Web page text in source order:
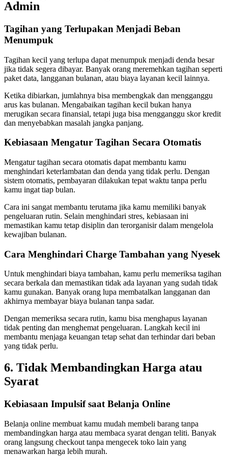
Admin
Tagihan yang Terlupakan Menjadi Beban
Menumpuk
Tagihan kecil yang terlupa dapat menumpuk menjadi denda besar
jika tidak segera dibayar. Banyak orang meremehkan tagihan seperti
paket data, langganan bulanan, atau biaya layanan kecil lainnya.
Ketika dibiarkan, jumlahnya bisa membengkak dan mengganggu
arus kas bulanan. Mengabaikan tagihan kecil bukan hanya
merugikan secara finansial, tetapi juga bisa mengganggu skor kredit
dan menyebabkan masalah jangka panjang.
Kebiasaan Mengatur Tagihan Secara Otomatis
Mengatur tagihan secara otomatis dapat membantu kamu
menghindari keterlambatan dan denda yang tidak perlu. Dengan
sistem otomatis, pembayaran dilakukan tepat waktu tanpa perlu
kamu ingat tiap bulan.
Cara ini sangat membantu terutama jika kamu memiliki banyak
pengeluaran rutin. Selain menghindari stres, kebiasaan ini
memastikan kamu tetap disiplin dan terorganisir dalam mengelola
kewajiban bulanan.
Cara Menghindari Charge Tambahan yang Nyesek
Untuk menghindari biaya tambahan, kamu perlu memeriksa tagihan
secara berkala dan memastikan tidak ada layanan yang sudah tidak
kamu gunakan. Banyak orang lupa membatalkan langganan dan
akhirnya membayar biaya bulanan tanpa sadar.
Dengan memeriksa secara rutin, kamu bisa menghapus layanan
tidak penting dan menghemat pengeluaran. Langkah kecil ini
membantu menjaga keuangan tetap sehat dan terhindar dari beban
yang tidak perlu.
6. Tidak Membandingkan Harga atau
Syarat
Kebiasaan Impulsif saat Belanja Online
Belanja online membuat kamu mudah membeli barang tanpa
membandingkan harga atau membaca syarat dengan teliti. Banyak
orang langsung checkout tanpa mengecek toko lain yang
menawarkan harga lebih murah.